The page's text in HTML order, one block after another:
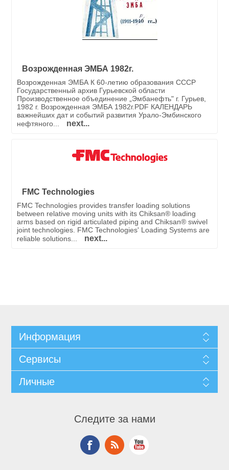
Возрожденная ЭМБА 1982г.
Возрожденная ЭМБА К 60-летию образования СССР
Государственный архив Гурьевской области
Производственное объединение „Эмбанефть" г. Гурьев,
1982 г. Возрожденная ЭМБА 1982г.PDF КАЛЕНДАРЬ
важнейших дат и событий развития Урало-Эмбинского
нефтяного...
next...
FMC Technologies
FMC Technologies provides transfer loading solutions
between relative moving units with its Chiksan® loading
arms based on rigid articulated piping and Chiksan® swivel
joint technologies. FMC Technologies' Loading Systems are
reliable solutions...
next...
Информация
Сервисы
Личные
Следите за нами